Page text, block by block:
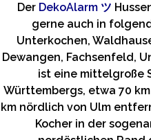
Der DekoAlarm ツ
gerne auch in
Unterkochen,
Dewangen, Fachsenfeld,
ist eine mittelgroße
Württembergs, etwa 70
km nördlich von Ulm
Kocher in der